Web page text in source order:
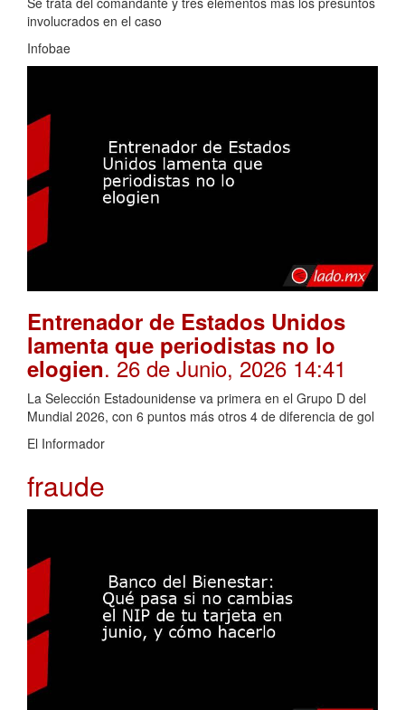
involucrados en el caso
Infobae
Entrenador de Estados Unidos
lamenta que periodistas no lo
elogien. 26 de Junio, 2026 14:41
La Selección Estadounidense va primera en el Grupo D del
Mundial 2026, con 6 puntos más otros 4 de diferencia de gol
El Informador
fraude